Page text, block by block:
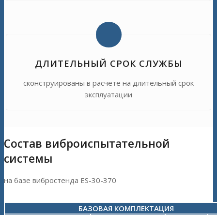
ДЛИТЕЛЬНЫЙ СРОК СЛУЖБЫ
сконструированы в расчете на длительный срок
эксплуатации
Состав виброиспытательной
системы
на базе вибростенда ES-30-370
БАЗОВАЯ КОМПЛЕКТАЦИЯ